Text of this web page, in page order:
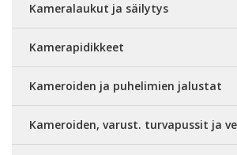
Kameralaukut ja säilytys
Kamerapidikkeet
Kameroiden ja puhelimien jalustat
Kameroiden, varust. turvapussit ja